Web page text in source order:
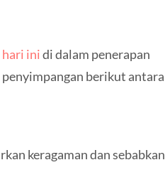
inidi dalam penerapan
berikut antara
keragaman dan sebabkan